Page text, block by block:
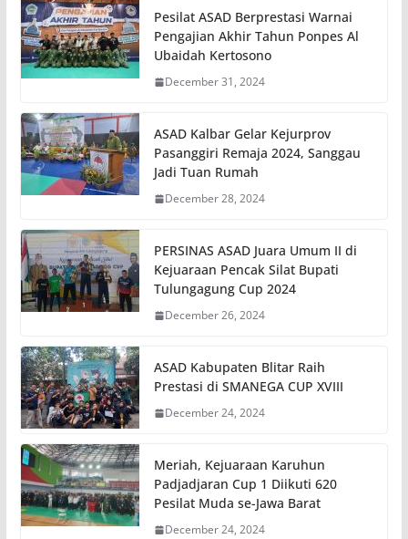
Pesilat ASAD Berprestasi Warnai
Pengajian Akhir Tahun Ponpes Al
Ubaidah Kertosono
December 31, 2024
ASAD Kalbar Gelar Kejurprov
Pasanggiri Remaja 2024, Sanggau
Jadi Tuan Rumah
December 28, 2024
PERSINAS ASAD Juara Umum II di
Kejuaraan Pencak Silat Bupati
Tulungagung Cup 2024
December 26, 2024
ASAD Kabupaten Blitar Raih
Prestasi di SMANEGA CUP XVIII
December 24, 2024
Meriah, Kejuaraan Karuhun
Padjadjaran Cup 1 Diikuti 620
Pesilat Muda se-Jawa Barat
December 24, 2024